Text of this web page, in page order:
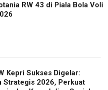
RW 43 di Piala Bola Voli
Kepri Sukses Digelar:
Strategis 2026, Perkuat